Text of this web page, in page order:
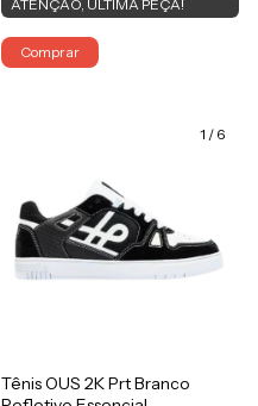
ATENÇÃO, ÚLTIMA PEÇA!
Comprar
1 / 6
Tênis OUS 2K Prt Branco